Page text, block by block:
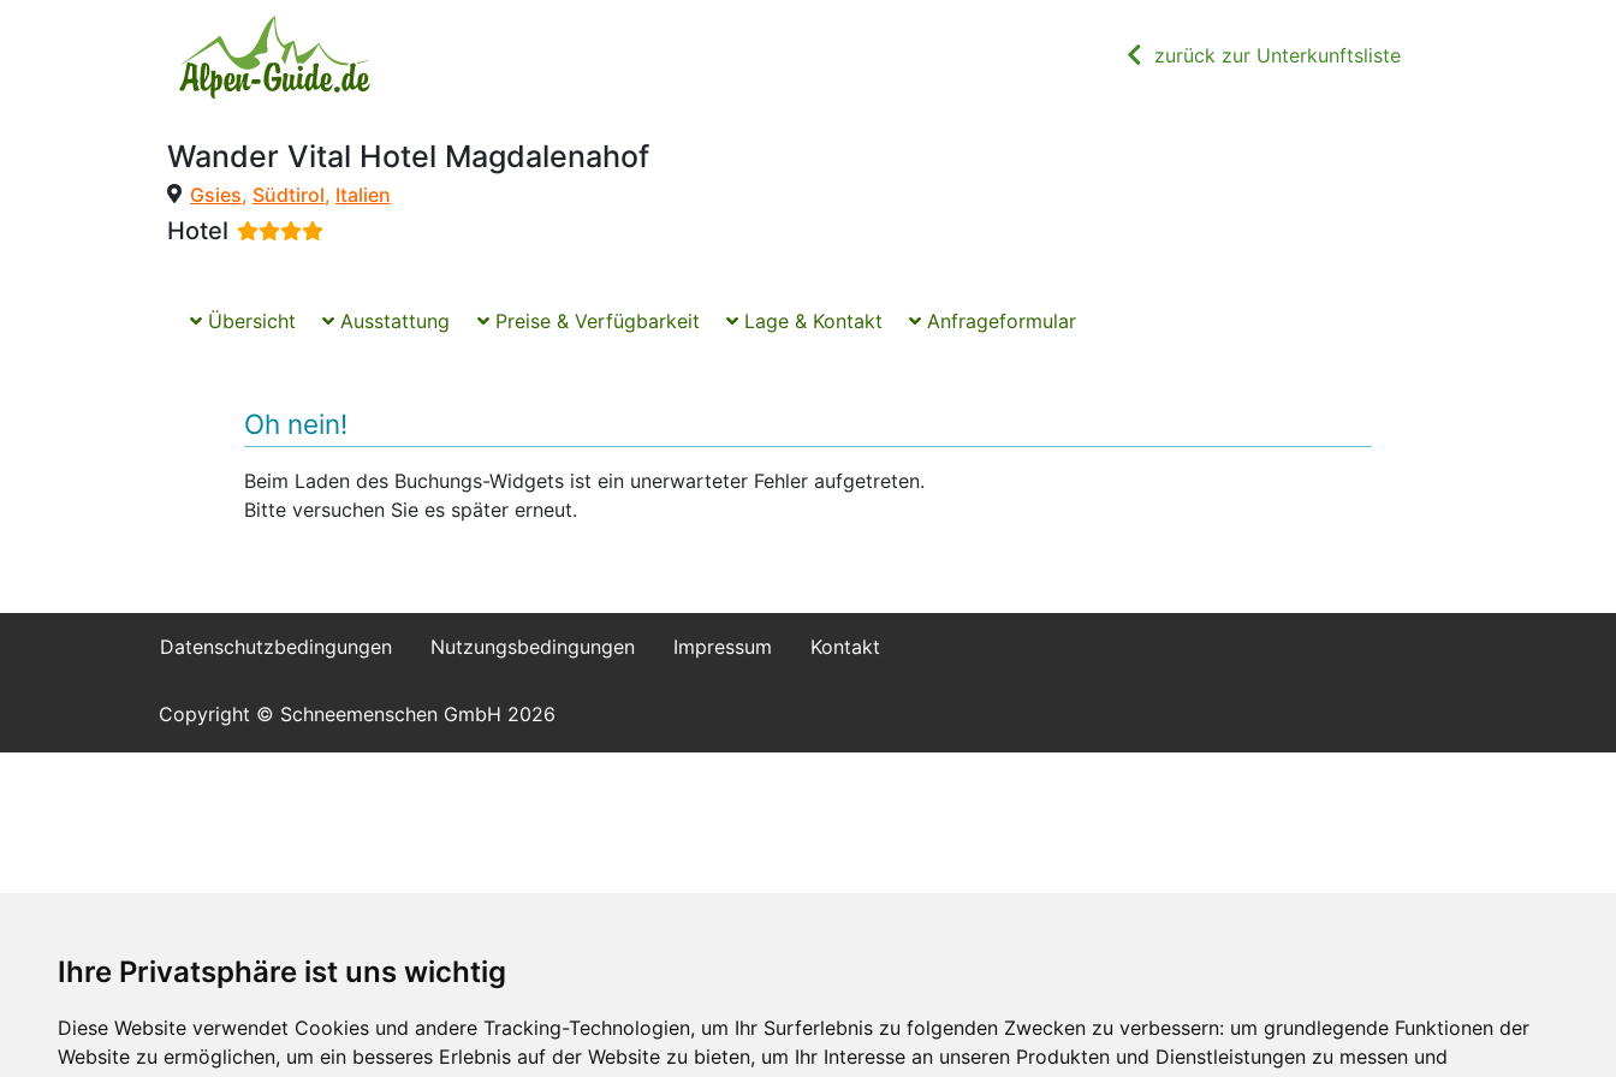
Ihre Privatsphäre ist uns wichtig
Diese Website verwendet Cookies und andere Tracking-Technologien, um Ihr Surferlebnis zu folgenden Zwecken zu verbessern: um grundlegende Funktionen der
Website zu ermöglichen, um ein besseres Erlebnis auf der Website zu bieten, um Ihr Interesse an unseren Produkten und Dienstleistungen zu messen und
zurück zur Unterkunftsliste
Wander Vital Hotel Magdalenahof
Gsies, Südtirol, Italien
Hotel
Übersicht Ausstattung Preise & Verfügbarkeit Lage & Kontakt Anfrageformular
Oh nein!
Beim Laden des Buchungs-Widgets ist ein unerwarteter Fehler aufgetreten.
Bitte versuchen Sie es später erneut.
Datenschutzbedingungen Nutzungsbedingungen Impressum Kontakt
Copyright © Schneemenschen GmbH 2026